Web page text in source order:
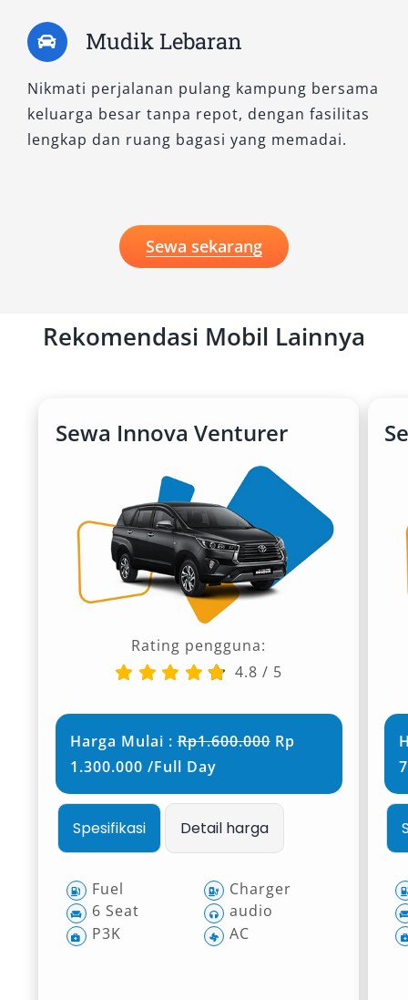
Mudik Lebaran
Nikmati perjalanan pulang kampung bersama
keluarga besar tanpa repot, dengan fasilitas
lengkap dan ruang bagasi yang memadai.
Sewa sekarang
Rekomendasi Mobil Lainnya
Sewa Innova Venturer
Rating pengguna:
4.8 / 5
Harga Mulai :Rp1.600.000Rp
1.300.000 /Full Day
Spesifikasi Detail harga
Fuel
6 Seat
P3K
Charger
audio
AC